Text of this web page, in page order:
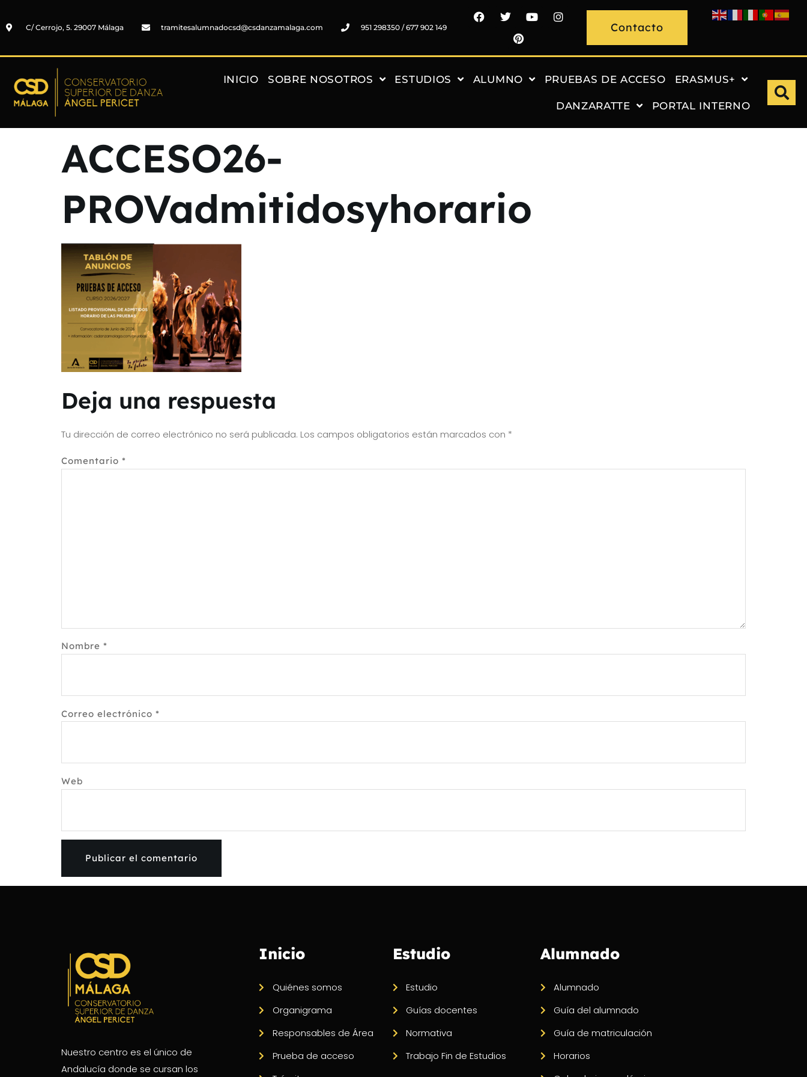
C/ Cerrojo, 5. 29007 Málaga tramitesalumnadocsd@csdanzamalaga.com 951 298350 / 677 902 149 Contacto
INICIO SOBRE NOSOTROS ESTUDIOS ALUMNO PRUEBAS DE ACCESO ERASMUS+
DANZARATTE PORTAL INTERNO
ACCESO26-
PROVadmitidosyhorario
Deja una respuesta
Tu dirección de correo electrónico no será publicada. Los campos obligatorios están marcados con *
Comentario *
Nombre *
Correo electrónico *
Web
Nuestro centro es el único de
Andalucía donde se cursan los
Inicio
Quiénes somos
Organigrama
Responsables de Área
Prueba de acceso
Estudio
Estudio
Guías docentes
Normativa
Trabajo Fin de Estudios
Alumnado
Alumnado
Guía del alumnado
Guía de matriculación
Horarios